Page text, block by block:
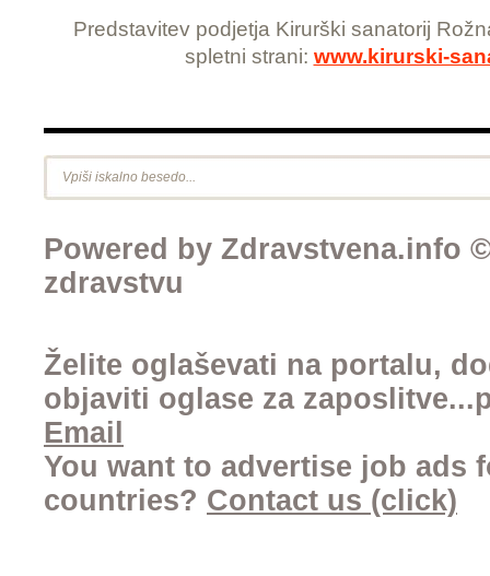
Predstavitev podjetja Kirurški sanatorij
spletni strani: www.kirurski-
Powered by Zdravstvena.info
zdravstvu
Želite oglaševati na portalu,
objaviti oglase za
Email
You want to advertise job ads
countries? Contact us (click)